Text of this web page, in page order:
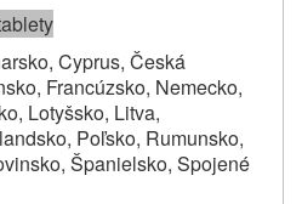
Cyprus, Česká
Francúzsko, Nemecko,
Lotyšsko, Litva,
Poľsko, Rumunsko,
Španielsko, Spojené